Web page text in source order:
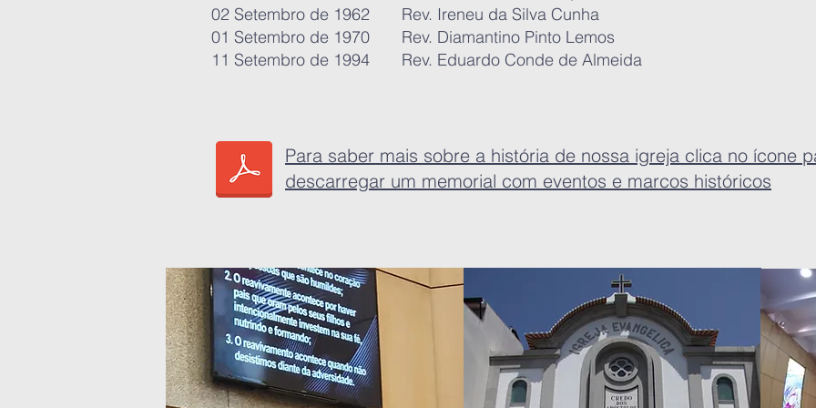
02 Setembro de 1962 Rev. Ireneu da Silva Cunha
01 Setembro de 1970 Rev. Diamantino Pinto Lemos
11 Setembro de 1994 Rev. Eduardo Conde de Almeida
Para saber mais sobre a história de nossa igreja clica no ícone
descarregar um memorial com eventos e marcos históricos